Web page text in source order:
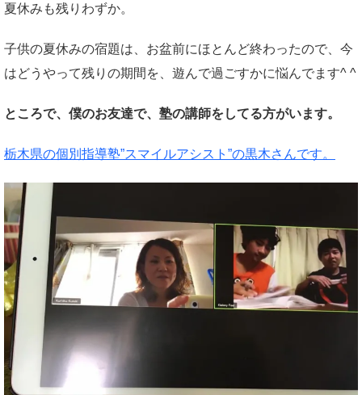
夏休みも残りわずか。
子供の夏休みの宿題は、お盆前にほとんど終わったので、今
はどうやって残りの期間を、遊んで過ごすかに悩んでます^ ^
ところで、僕のお友達で、塾の講師をしてる方がいます。
栃木県の個別指導塾”スマイルアシスト”の黒木さんです。